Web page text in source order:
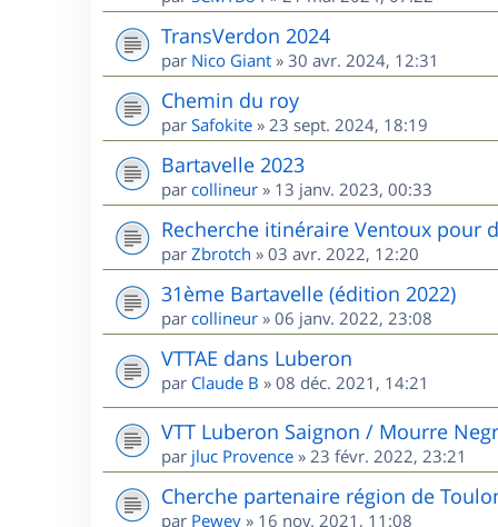
TransVerdon 2024
par Nico Giant » 30 avr. 2024, 12:31
Chemin du roy
par Safokite » 23 sept. 2024, 18:19
Bartavelle 2023
par collineur » 13 janv. 2023, 00:33
Recherche itinéraire Ventoux pour
par Zbrotch » 03 avr. 2022, 12:20
31ème Bartavelle (édition 2022)
par collineur » 06 janv. 2022, 23:08
VTTAE dans Luberon
par Claude B » 08 déc. 2021, 14:21
VTT Luberon Saignon / Mourre
par jluc Provence » 23 févr. 2022, 23:21
Cherche partenaire région de
par Pewey » 16 nov. 2021, 11:08